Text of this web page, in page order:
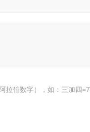
拉伯数字），如：三加四=7